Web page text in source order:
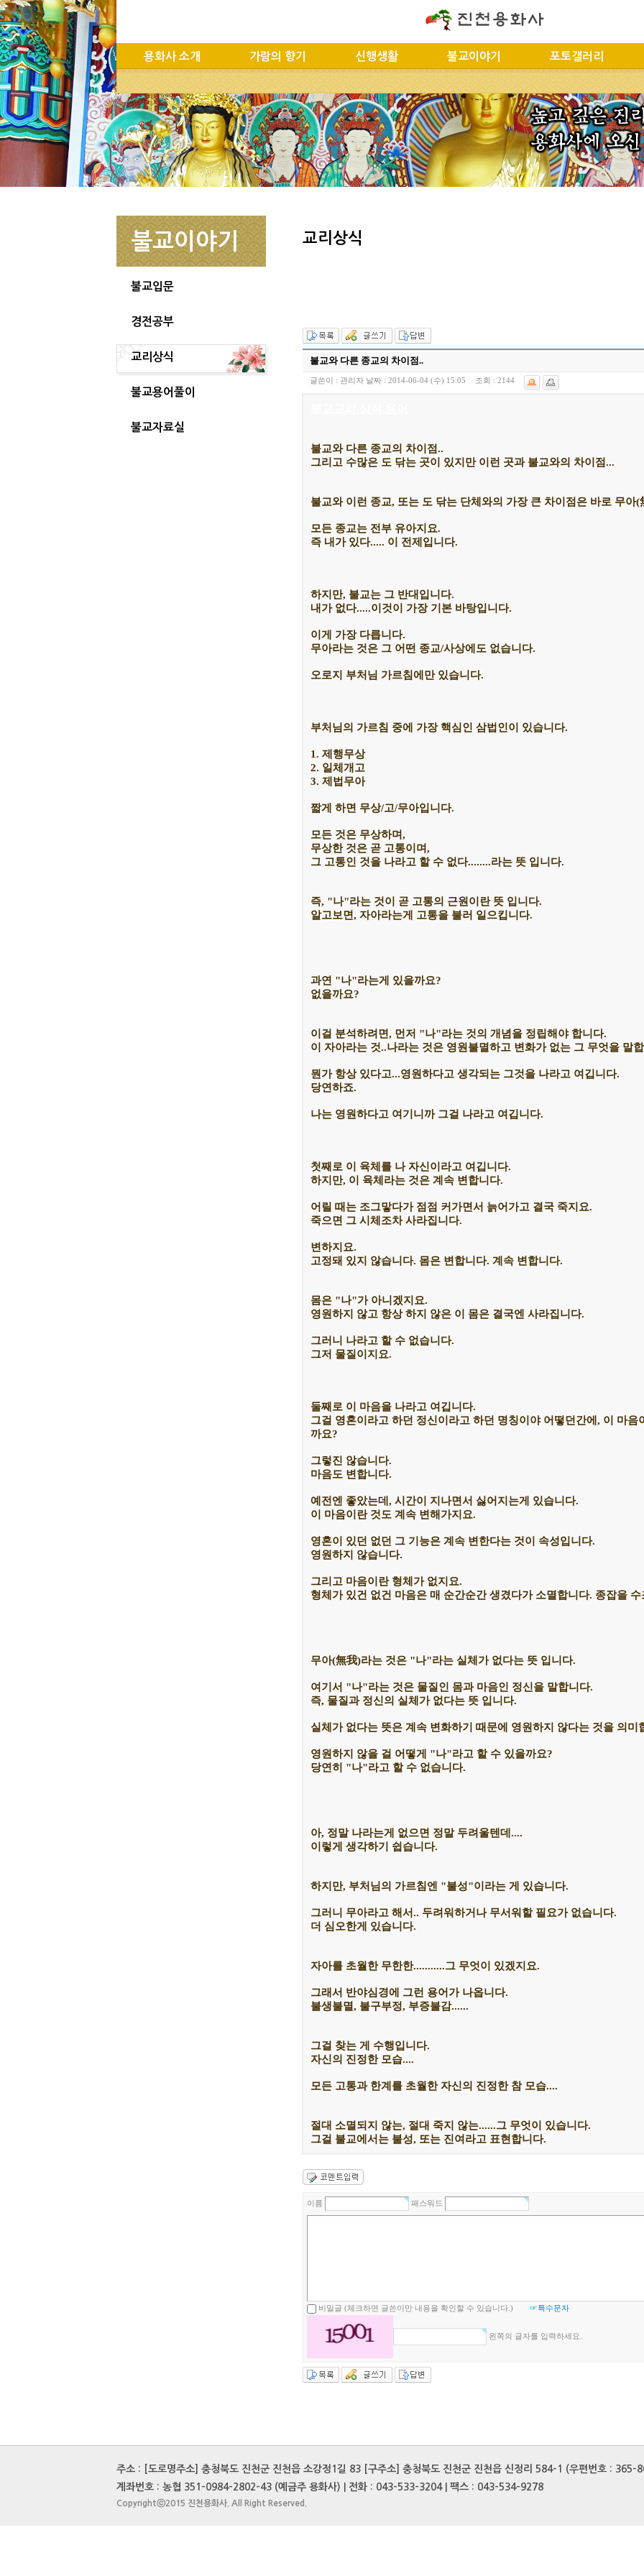
용화사 소개 가람의 향기 신행생활 불교이야기 포토갤러리
불교이야기
불교입문
경전공부
교리상식
불교용어풀이
불교자료실
교리상식
불교와 다른 종교의 차이점..
글쓴이 : 관리자 날짜 : 2014-06-04 (수) 15:05 조회 : 2144
불교와 다른 종교의 차이점..
그리고 수많은 도 닦는 곳이 있지만 이런 곳과 불교와의 차이점...
불교와 이런 종교, 또는 도 닦는 단체와의 가장 큰 차이점은 바로 무아(
모든 종교는 전부 유아지요.
즉 내가 있다..... 이 전제입니다.
하지만, 불교는 그 반대입니다.
내가 없다.....이것이 가장 기본 바탕입니다.
이게 가장 다릅니다.
무아라는 것은 그 어떤 종교/사상에도 없습니다.
오로지 부처님 가르침에만 있습니다.
부처님의 가르침 중에 가장 핵심인 삼법인이 있습니다.
1. 제행무상
2. 일체개고
3. 제법무아
짧게 하면 무상/고/무아입니다.
모든 것은 무상하며,
무상한 것은 곧 고통이며,
그 고통인 것을 나라고 할 수 없다........라는 뜻 입니다.
즉, "나"라는 것이 곧 고통의 근원이란 뜻 입니다.
알고보면, 자아라는게 고통을 불러 일으킵니다.
과연 "나"라는게 있을까요?
없을까요?
이걸 분석하려면, 먼저 "나"라는 것의 개념을 정립해야 합니다.
이 자아라는 것..나라는 것은 영원불멸하고 변화가 없는 그 무엇을 말
뭔가 항상 있다고...영원하다고 생각되는 그것을 나라고 여깁니다.
당연하죠.
나는 영원하다고 여기니까 그걸 나라고 여깁니다.
첫째로 이 육체를 나 자신이라고 여깁니다.
하지만, 이 육체라는 것은 계속 변합니다.
어릴 때는 조그맣다가 점점 커가면서 늙어가고 결국 죽지요.
죽으면 그 시체조차 사라집니다.
변하지요.
고정돼 있지 않습니다. 몸은 변합니다. 계속 변합니다.
몸은 "나"가 아니겠지요.
영원하지 않고 항상 하지 않은 이 몸은 결국엔 사라집니다.
그러니 나라고 할 수 없습니다.
그저 물질이지요.
둘째로 이 마음을 나라고 여깁니다.
그걸 영혼이라고 하던 정신이라고 하던 명칭이야 어떻던간에, 이 마음
까요?
그렇진 않습니다.
마음도 변합니다.
예전엔 좋았는데, 시간이 지나면서 싫어지는게 있습니다.
이 마음이란 것도 계속 변해가지요.
영혼이 있던 없던 그 기능은 계속 변한다는 것이 속성입니다.
영원하지 않습니다.
그리고 마음이란 형체가 없지요.
형체가 있건 없건 마음은 매 순간순간 생겼다가 소멸합니다. 종잡을
무아(無我)라는 것은 "나"라는 실체가 없다는 뜻 입니다.
여기서 "나"라는 것은 물질인 몸과 마음인 정신을 말합니다.
즉, 물질과 정신의 실체가 없다는 뜻 입니다.
실체가 없다는 뜻은 계속 변화하기 때문에 영원하지 않다는 것을 의미
영원하지 않을 걸 어떻게 "나"라고 할 수 있을까요?
당연히 "나"라고 할 수 없습니다.
아, 정말 나라는게 없으면 정말 두려울텐데....
이렇게 생각하기 쉽습니다.
하지만, 부처님의 가르침엔 "불성"이라는 게 있습니다.
그러니 무아라고 해서.. 두려워하거나 무서워할 필요가 없습니다.
더 심오한게 있습니다.
자아를 초월한 무한한...........그 무엇이 있겠지요.
그래서 반야심경에 그런 용어가 나옵니다.
불생불멸, 불구부정, 부증불감......
그걸 찾는 게 수행입니다.
자신의 진정한 모습....
모든 고통과 한계를 초월한 자신의 진정한 참 모습....
절대 소멸되지 않는, 절대 죽지 않는......그 무엇이 있습니다.
그걸 불교에서는 불성, 또는 진여라고 표현합니다.
이름 패스워드
비밀글 (체크하면 글쓴이만 내용을 확인할 수 있습니다.) ☞특수문자
왼쪽의 글자를 입력하세요.
주소 : [도로명주소] 충청북도 진천군 진천읍 소강정1길 83 [구주소] 충청북도 진천군 진천읍 신정리 584-1 (우편번호 : 365-
계좌번호 : 농협 351-0984-2802-43 (예금주 용화사) | 전화 : 043-533-3204 | 팩스 : 043-534-9278
Copyrightⓒ2015 진천용화사. All Right Reserved.